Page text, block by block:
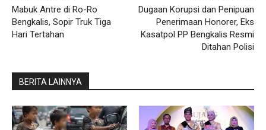
Mabuk Antre di Ro-Ro
Bengkalis, Sopir Truk Tiga
Hari Tertahan
Dugaan Korupsi dan Penipuan
Penerimaan Honorer, Eks
Kasatpol PP Bengkalis Resmi
Ditahan Polisi
BERITA LAINNYA